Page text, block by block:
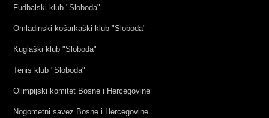
Fudbalski klub "Sloboda"
Omladinski košarkaški klub "Sloboda"
Kuglaški klub "Sloboda"
Tenis klub "Sloboda"
Olimpijski komitet Bosne i Hercegovine
Nogometni savez Bosne i Hercegovine